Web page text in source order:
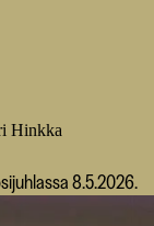
Hinkka
8.5.2026.